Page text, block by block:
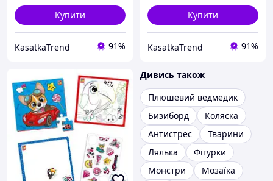
Купити
KasatkaTrend 91%
Купити
KasatkaTrend 91%
Дивись також
Плюшевий ведмедик
Бизиборд
Коляска
Антистрес
Тварини
Лялька
Фігурки
Монстри
Мозаїка